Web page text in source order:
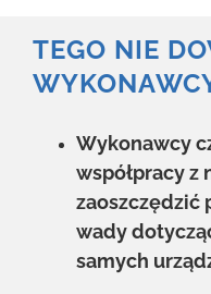
TEGO NIE
Wykonawcy
współpracy z
zaoszczędzić
wady
samych